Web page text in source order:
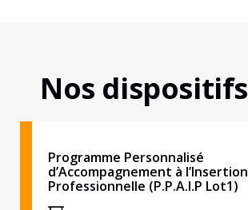
Nos dispositifs
Programme Personnalisé
d’Accompagnement à l’Insertion
Professionnelle (P.P.A.I.P Lot1)